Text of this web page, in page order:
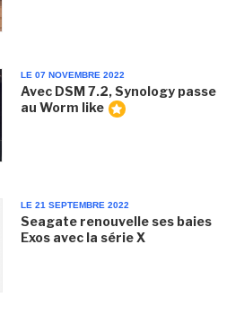
LE 07 NOVEMBRE 2022
Avec DSM 7.2, Synology passe
au Worm like
LE 21 SEPTEMBRE 2022
Seagate renouvelle ses baies
Exos avec la série X